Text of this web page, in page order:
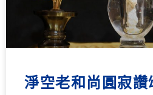
淨空老和尚圓寂讚